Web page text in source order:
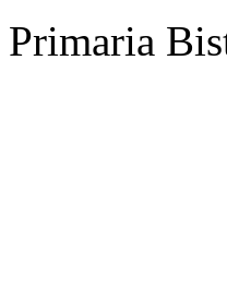
Primaria